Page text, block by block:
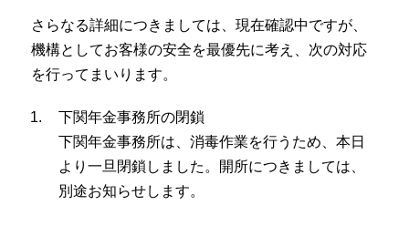
さらなる詳細につきましては、現在確認中ですが、
機構としてお客様の安全を最優先に考え、次の対応
を行ってまいります。
下関年金事務所の閉鎖
下関年金事務所は、消毒作業を行うため、本日
より一旦閉鎖しました。開所につきましては、
別途お知らせします。